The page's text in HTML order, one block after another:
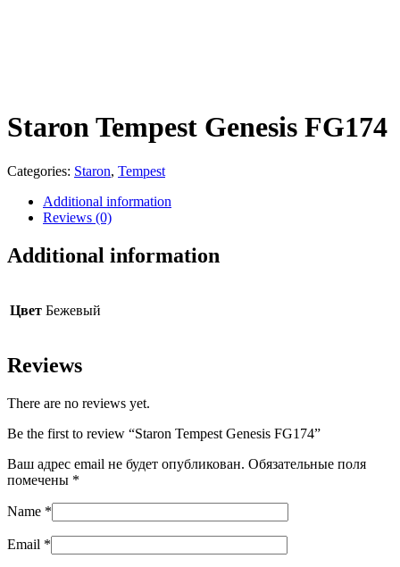
Staron Tempest Genesis FG174
Categories: Staron, Tempest
Additional information
Reviews (0)
Additional information
Цвет Бежевый
Reviews
There are no reviews yet.
Be the first to review “Staron Tempest Genesis FG174”
Ваш адрес email не будет опубликован. Обязательные поля
помечены *
Name *
Email *